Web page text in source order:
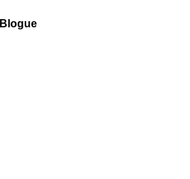
Blogue